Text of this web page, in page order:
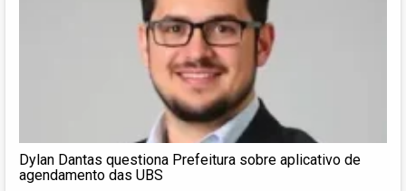
Dylan Dantas questiona Prefeitura sobre aplicativo de
agendamento das UBS